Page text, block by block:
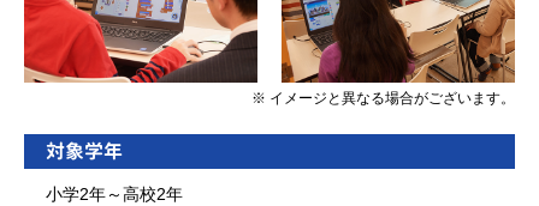
※ イメージと異なる場合がございます。
対象学年
小学2年～高校2年